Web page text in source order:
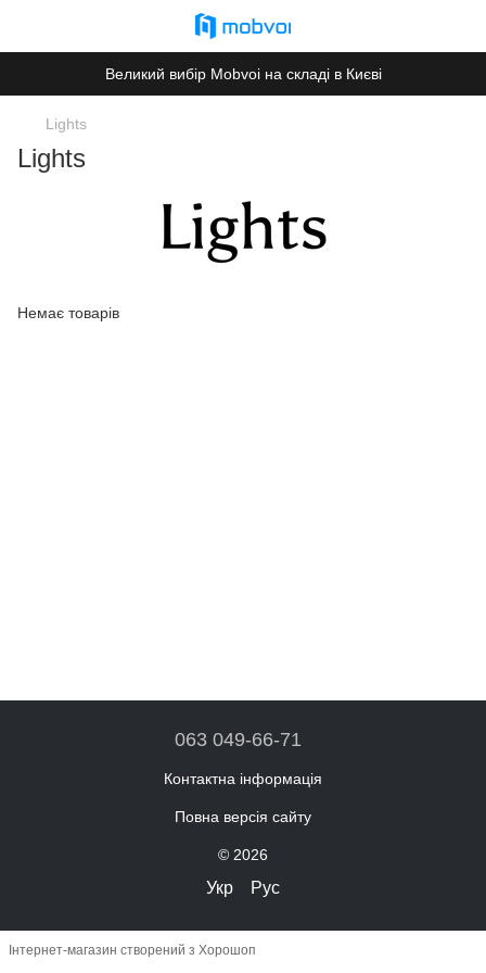
Великий вибір Mobvoi на складі в Києві
Lights
Lights
Немає товарів
063 049-66-71
Контактна інформація
Повна версія сайту
© 2026
Укр Рус
Інтернет-магазин створений з Хорошоп